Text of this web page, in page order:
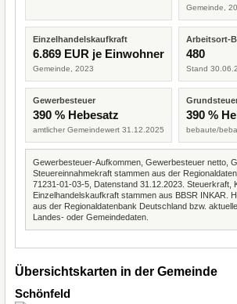
Gemeinde,
Einzelhandelskaufkraft
6.869 EUR je Einwohner
Gemeinde, 2023
Arbeitsort-
480
Stand
Gewerbesteuer
390 % Hebesatz
amtlicher Gemeindewert 31.12.2025
390 %
bebaute/
Gewerbesteuer-Aufkommen, Gewerbesteuer netto,
Steuereinnahmekraft stammen aus der
71231-01-03-5, Datenstand 31.12.2023. Steuerkraft,
Einzelhandelskaufkraft stammen aus BBSR INKAR.
aus der Regionaldatenbank Deutschland bzw.
Landes- oder Gemeindedaten.
Übersichtskarten in der Gemeinde
Schönfeld